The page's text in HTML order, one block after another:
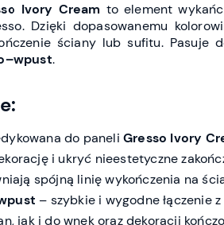
Ivory Cream to element
Dzięki dopasowanemu
ściany lub sufitu. Pasuje
.
do paneliGresso Ivory
i ukryć nieestetyczne
spójną linię wykończenia na
– szybkie i wygodne łączenie
jak i do wnęk oraz dekoracji